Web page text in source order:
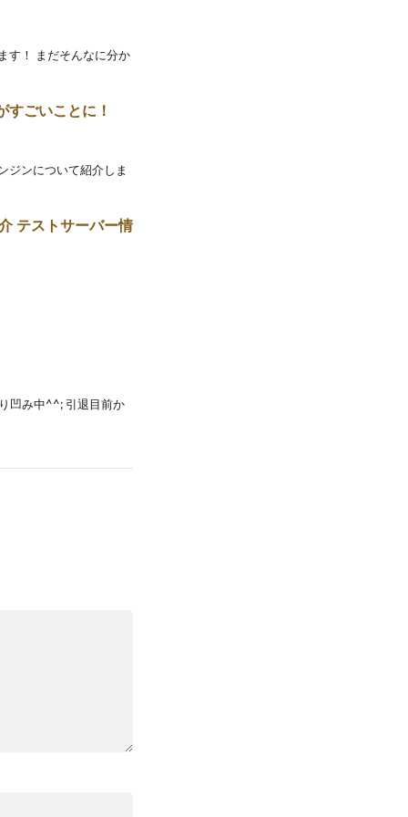
す！ まだそんなに分か
すごいことに！
ジンについて紹介しま
テストサーバー情
凹み中^^; 引退目前か